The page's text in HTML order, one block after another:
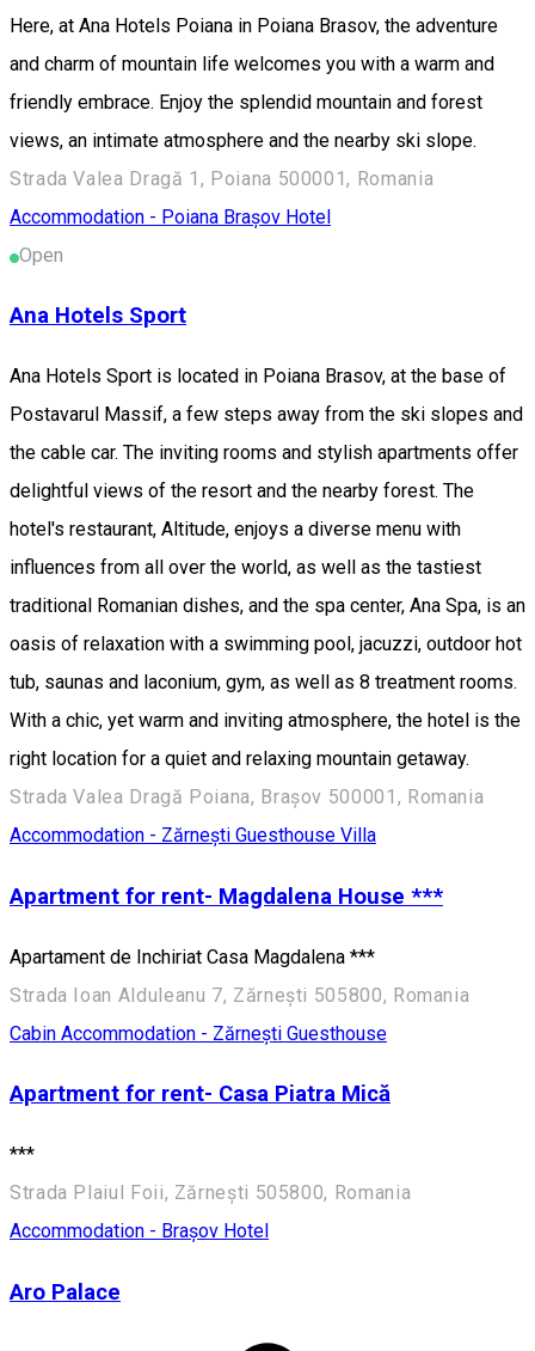
Here, at Ana Hotels Poiana in Poiana Brasov, the adventure
and charm of mountain life welcomes you with a warm and
friendly embrace. Enjoy the splendid mountain and forest
views, an intimate atmosphere and the nearby ski slope.
Strada Valea Dragă 1, Poiana 500001, Romania
Accommodation - Poiana Brașov Hotel
Open
Ana Hotels Sport
Ana Hotels Sport is located in Poiana Brasov, at the base of
Postavarul Massif, a few steps away from the ski slopes and
the cable car. The inviting rooms and stylish apartments offer
delightful views of the resort and the nearby forest. The
hotel's restaurant, Altitude, enjoys a diverse menu with
influences from all over the world, as well as the tastiest
traditional Romanian dishes, and the spa center, Ana Spa, is an
oasis of relaxation with a swimming pool, jacuzzi, outdoor hot
tub, saunas and laconium, gym, as well as 8 treatment rooms.
With a chic, yet warm and inviting atmosphere, the hotel is the
right location for a quiet and relaxing mountain getaway.
Strada Valea Dragă Poiana, Brașov 500001, Romania
Accommodation - Zărnești Guesthouse Villa
Apartment for rent- Magdalena House ***
Apartament de Inchiriat Casa Magdalena ***
Strada Ioan Alduleanu 7, Zărnești 505800, Romania
Cabin Accommodation - Zărnești Guesthouse
Apartment for rent- Casa Piatra Mică
***
Strada Plaiul Foii, Zărnești 505800, Romania
Accommodation - Brașov Hotel
Aro Palace